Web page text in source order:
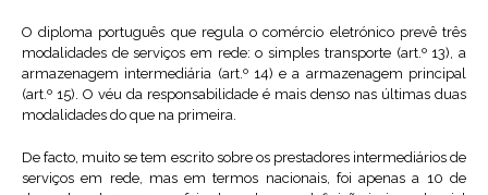
O diploma português que regula o comércio eletrónico prevê três
modalidades de serviços em rede: o simples transporte (art.º 13), a
armazenagem intermediária (art.º 14) e a armazenagem principal
(art.º 15). O véu da responsabilidade é mais denso nas últimas duas
modalidades do que na primeira.
De facto, muito se tem escrito sobre os prestadores intermediários de
serviços em rede, mas em termos nacionais, foi apenas a 10 de